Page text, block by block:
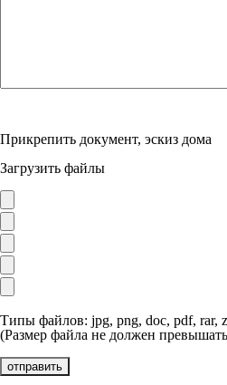
Прикрепить документ, эскиз дома
Загрузить файлы
Типы файлов: jpg, png, doc, pdf, rar,
(Размер файла не должен